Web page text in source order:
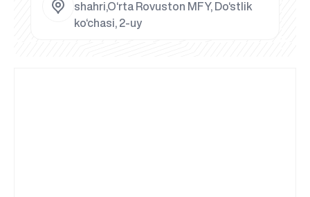
shahri,O‘rta Rovuston MFY, Do‘stlik
ko‘chasi, 2-uy